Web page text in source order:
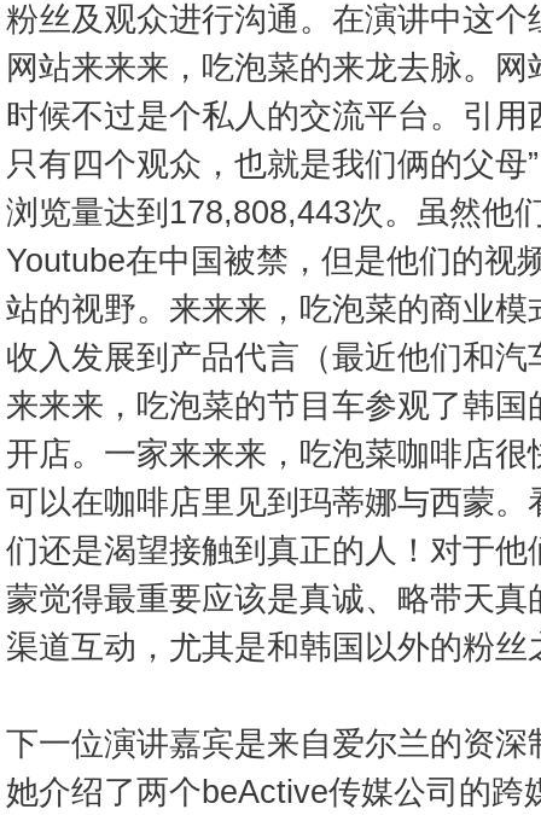
粉丝及观众进行沟通。在演讲中这
网站来来来，吃泡菜的来龙去脉。
时候不过是个私人的交流平台。引用
只有四个观众，也就是我们俩的父母
浏览量达到178,808,443次。虽然他
Youtube在中国被禁，但是他们的视
站的视野。来来来，吃泡菜的商业
收入发展到产品代言（最近他们和
来来来，吃泡菜的节目车参观了韩
开店。一家来来来，吃泡菜咖啡店
可以在咖啡店里见到玛蒂娜与西蒙
们还是渴望接触到真正的人！对于
蒙觉得最重要应该是真诚、略带天
渠道互动，尤其是和韩国以外的粉丝
下一位演讲嘉宾是来自爱尔兰的资
她介绍了两个beActive传媒公司的跨